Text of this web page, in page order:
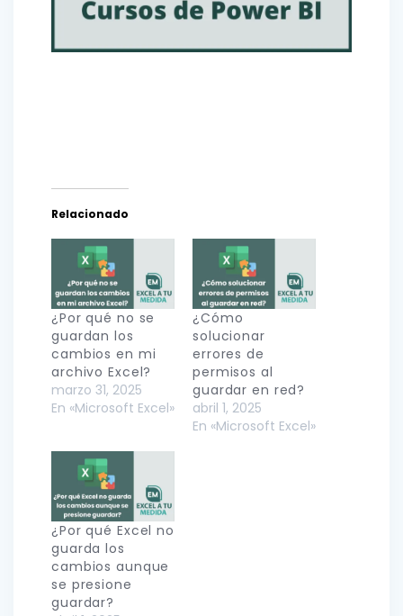
Relacionado
¿Por qué no se
guardan los
cambios en mi
archivo Excel?
marzo 31, 2025
En «Microsoft Excel»
¿Cómo
solucionar
errores de
permisos al
guardar en red?
abril 1, 2025
En «Microsoft Excel»
¿Por qué Excel no
guarda los
cambios aunque
se presione
guardar?